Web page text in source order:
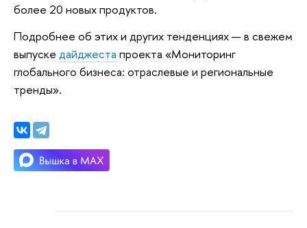
более 20 новых продуктов.
Подробнее об этих и других тенденциях — в свежем
выпуске дайджеста проекта «Мониторинг
глобального бизнеса: отраслевые и региональные
тренды».